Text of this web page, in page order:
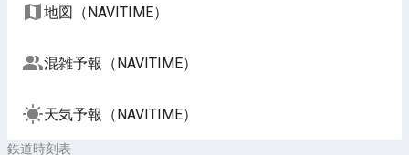
地図（NAVITIME）
混雑予報（NAVITIME）
天気予報（NAVITIME）
鉄道時刻表